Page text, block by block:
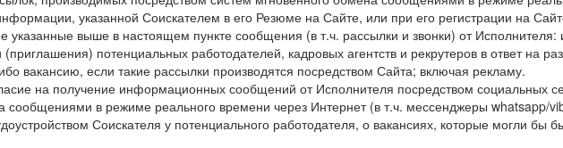
указанной Соискателем в его Резюме на Сайте, или при его регистрации на
указанные выше в настоящем пункте сообщения (в т.ч. рассылки и звонки) от
потенциальных работодателей, кадровых агентств и рекрутеров в ответ на
вакансию, если такие рассылки производятся посредством Сайта; включая рекламу.
на получение информационных сообщений от Исполнителя посредством социальных
сообщениями в режиме реального времени через Интернет (в т.ч. мессенджеры whatsapp/
Соискателя у потенциального работодателя, о вакансиях, которые могли бы